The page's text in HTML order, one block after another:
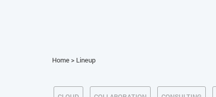
Home> Lineup